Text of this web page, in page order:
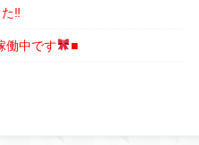
‼︎
働中です ■